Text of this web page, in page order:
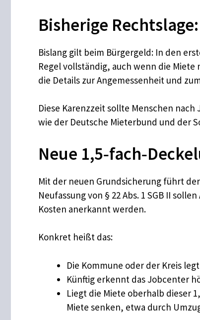
Bisherige
Bislang gilt beim Bürgergeld: In den
Regel vollständig, auch wenn die
die Details zur Angemessenheit und
Diese Karenzzeit sollte Menschen
wie der Deutsche Mieterbund und der
Neue
Mit der neuen Grundsicherung führt
Neufassung von § 22 Abs. 1 SGB II
Kosten anerkannt werden.
Konkret heißt das:
Die Kommune oder der Kreis
Künftig erkennt das Jobcenter
Liegt die Miete oberhalb dieser
Miete senken, etwa durch